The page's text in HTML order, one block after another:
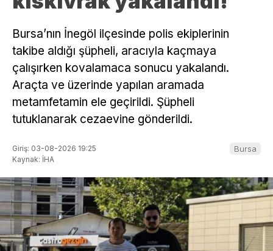
Bursa’nın İnegöl ilçesinde polis ekiplerinin
takibe aldığı şüpheli, aracıyla kaçmaya
çalışırken kovalamaca sonucu yakalandı.
Araçta ve üzerinde yapılan aramada
metamfetamin ele geçirildi. Şüpheli
tutuklanarak cezaevine gönderildi.
Giriş: 03-08-2026 19:25
Kaynak: İHA
Bursa